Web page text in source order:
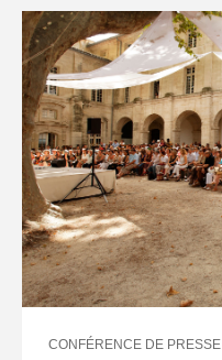
CONFÉRENCE DE PRESSE